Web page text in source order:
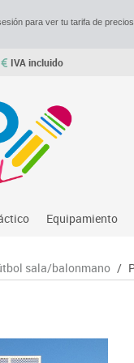
para ver tu tarifa de precios.
IVA incluido
y atención
Equipamiento
Despachos y
sala/balonmano /